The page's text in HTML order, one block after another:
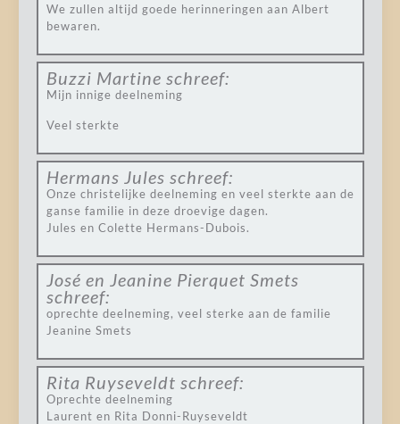
We zullen altijd goede herinneringen aan Albert
bewaren.
Buzzi Martine schreef:
Mijn innige deelneming
Veel sterkte
Hermans Jules schreef:
Onze christelijke deelneming en veel sterkte aan de
ganse familie in deze droevige dagen.
Jules en Colette Hermans-Dubois.
José en Jeanine Pierquet Smets
schreef:
oprechte deelneming, veel sterke aan de familie
Jeanine Smets
Rita Ruyseveldt schreef:
Oprechte deelneming
Laurent en Rita Donni-Ruyseveldt